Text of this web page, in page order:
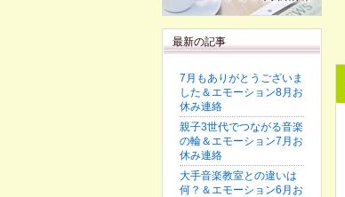
最新の記事
7月もありがとうございま
した＆エモーション8月お
休み連絡
親子3世代でつながる音楽
の輪＆エモーション7月お
休み連絡
大手音楽教室との違いは
何？＆エモーション6月お